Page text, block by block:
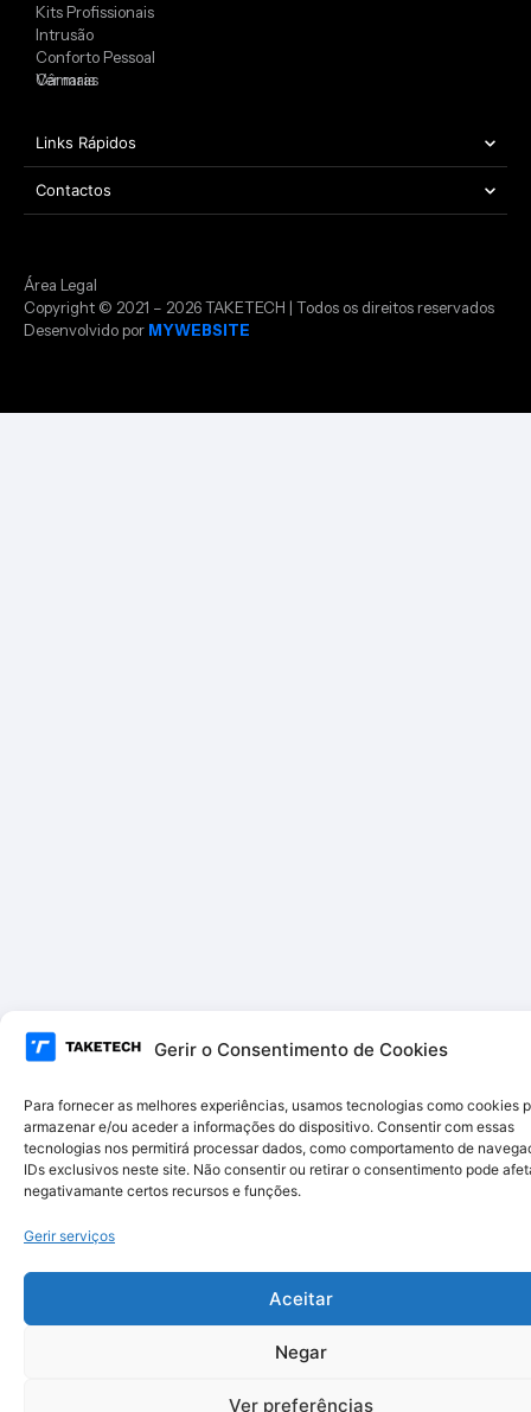
Gerir o Consentimento de Cookies
Para fornecer as melhores experiências, usamos tecnologias como cookies
armazenar e/ou aceder a informações do dispositivo. Consentir com essas
tecnologias nos permitirá processar dados, como comportamento de
IDs exclusivos neste site. Não consentir ou retirar o consentimento pode
negativamante certos recursos e funções.
Gerir serviços
Aceitar
Negar
Ver preferências
Kits Profissionais
Intrusão
Conforto Pessoal
Câmaras
Ver mais
Links Rápidos
Contactos
Copyright © 2021 – 2026 TAKETECH | Todos os direitos reservados
Desenvolvido por MYWEBSITE
Área Legal